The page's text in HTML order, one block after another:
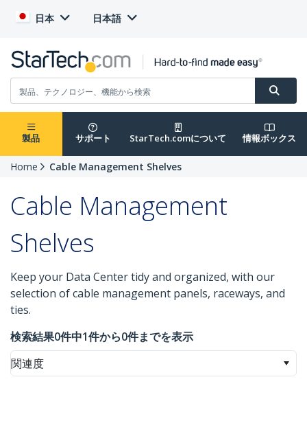
日本 日本語
製品 サポート StarTech.comについて 情報ボックス
Home Cable Management Shelves
Cable Management
Shelves
Keep your Data Center tidy and organized, with our
selection of cable management panels, raceways, and
ties.
検索結果0件中1件から0件までを表示
関連度